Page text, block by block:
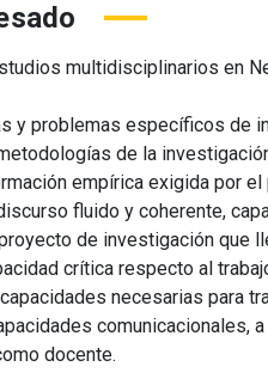
multidisciplinarios en
y problemas específicos de
de la
empírica exigida por
fluido y coherente,
de investigación que
crítica respecto al
necesarias para
comunicacionales,
docente.